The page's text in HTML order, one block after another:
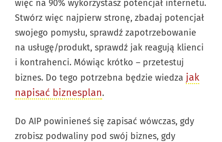
więc na 90% wykorzystasz potencjał internetu.
Stwórz więc najpierw stronę, zbadaj potencjał
swojego pomysłu, sprawdź zapotrzebowanie
na usługę/produkt, sprawdź jak reagują klienci
i kontrahenci. Mówiąc krótko – przetestuj
biznes. Do tego potrzebna będzie wiedza jak
napisać biznesplan.
Do AIP powinieneś się zapisać wówczas, gdy
zrobisz podwaliny pod swój biznes, gdy